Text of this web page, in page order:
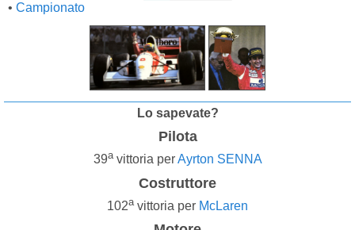
• Campionato
Lo sapevate?
Pilota
39avittoria perAyrton SENNA
Costruttore
102avittoria per McLaren